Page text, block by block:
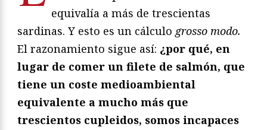
equivalía a más de trescientas
sardinas. Y esto es un cálculo grosso modo.
El razonamiento sigue así: ¿por qué, en
lugar de comer un filete de salmón, que
tiene un coste medioambiental
equivalente a mucho más que
trescientos cupleidos, somos incapaces